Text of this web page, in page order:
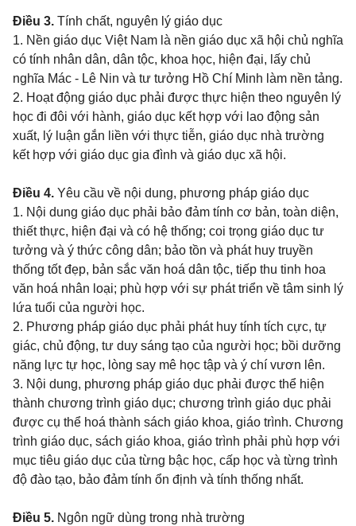
Điều 3. Tính chất, nguyên lý giáo dục
1. Nền giáo dục Việt Nam là nền giáo dục xã hội chủ nghĩa
có tính nhân dân, dân tộc, khoa học, hiện đại, lấy chủ
nghĩa Mác - Lê Nin và tư tưởng Hồ Chí Minh làm nền tảng.
2. Hoạt động giáo dục phải được thực hiện theo nguyên lý
học đi đôi với hành, giáo dục kết hợp với lao động sản
xuất, lý luận gắn liền với thực tiễn, giáo dục nhà trường
kết hợp với giáo dục gia đình và giáo dục xã hội.
Điều 4. Yêu cầu về nội dung, phương pháp giáo dục
1. Nội dung giáo dục phải bảo đảm tính cơ bản, toàn diện,
thiết thực, hiện đại và có hệ thống; coi trọng giáo dục tư
tưởng và ý thức công dân; bảo tồn và phát huy truyền
thống tốt đẹp, bản sắc văn hoá dân tộc, tiếp thu tinh hoa
văn hoá nhân loại; phù hợp với sự phát triển về tâm sinh lý
lứa tuổi của người học.
2. Phương pháp giáo dục phải phát huy tính tích cực, tự
giác, chủ động, tư duy sáng tạo của người học; bồi dưỡng
năng lực tự học, lòng say mê học tập và ý chí vươn lên.
3. Nội dung, phương pháp giáo dục phải được thể hiện
thành chương trình giáo dục; chương trình giáo dục phải
được cụ thể hoá thành sách giáo khoa, giáo trình. Chương
trình giáo dục, sách giáo khoa, giáo trình phải phù hợp với
mục tiêu giáo dục của từng bậc học, cấp học và từng trình
độ đào tạo, bảo đảm tính ổn định và tính thống nhất.
Điều 5. Ngôn ngữ dùng trong nhà trường